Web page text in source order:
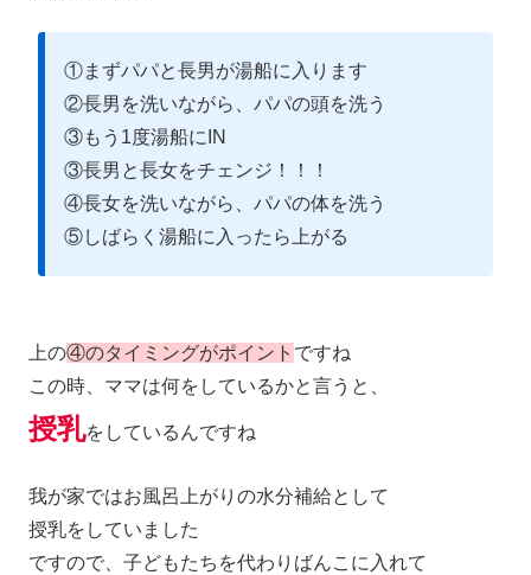
①まずパパと長男が湯船に入ります
②長男を洗いながら、パパの頭を洗う
③もう1度湯船にIN
③長男と長女をチェンジ！！！
④長女を洗いながら、パパの体を洗う
⑤しばらく湯船に入ったら上がる
上の④のタイミングがポイント ですね
この時、ママは何をしているかと言うと、
授乳をしているんですね
我が家ではお風呂上がりの水分補給として
授乳をしていました
ですので、子どもたちを代わりばんこに入れて